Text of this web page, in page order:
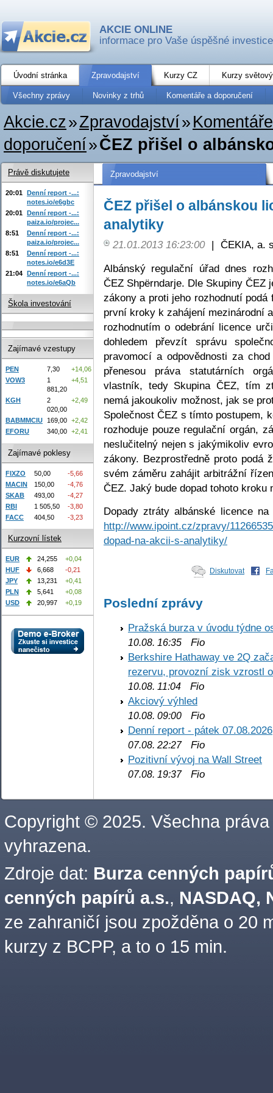
AKCIE ONLINE
informace pro Vaše úspěšné investice
Úvodní stránka Zpravodajství Kurzy CZ Kurzy
Všechny zprávy Novinky z trhů Komentáře a doporučení
Akcie.cz»Zpravodajství»
doporučení»ČEZ přišel o
Zpravodajství
ČEZ přišel o albánskou
analytiky
21.01.2013 16:23:00 | ČEKIA, a.
Albánský regulační úřad dnes
ČEZ Shpërndarje. Dle Skupiny
zákony a proti jeho rozhodnutí
první kroky k zahájení mezinárodní
rozhodnutím o odebrání licence
dohledem převzít správu
pravomocí a odpovědnosti za
přenesou práva statutárních
vlastník, tedy Skupina ČEZ, tím
nemá jakoukoliv možnost, jak se
Společnost ČEZ s tímto postupem,
rozhoduje pouze regulační orgán,
neslučitelný nejen s jakýmikoliv
zákony. Bezprostředně proto podá
svém záměru zahájit arbitrážní
ČEZ. Jaký bude dopad tohoto kroku
Dopady ztráty albánské licence
http://www.ipoint.cz/zpravy/
dopad-na-akcii-s-analytiky/
Diskutovat
Poslední zprávy
Pražská burza v úvodu týdne
10.08. 16:35 Fio
Berkshire Hathaway ve 2Q
rezervu, provozní zisk vzrostl
10.08. 11:04 Fio
Akciový výhled
10.08. 09:00 Fio
Denní report - pátek 07.08.2026
07.08. 22:27Fio
Pozitivní vývoj na Wall Street
07.08. 19:37Fio
Právě diskutujete
20:01 Denní report -...:
notes.io/e6gbc
20:01 Denní report -...:
paiza.io/projec...
8:51
Denní report -...:
paiza.io/projec...
8:51
Denní report -...:
notes.io/e6d3E
21:04 Denní report -...:
notes.io/e6aQb
Škola investování
Zajímavé vzestupy
PEN 7,30
+14,06
VOW3
1
881,20
+4,51
KGH
2
020,00
+2,49
BABMMCIU 169,00 +2,42
EFORU
340,00 +2,41
Zajímavé poklesy
FIXZO 50,00
-5,66
MACIN
150,00
-4,76
SKAB
493,00
-4,27
RBI
1 505,50
-3,80
FACC
404,50 -3,23
Kurzovní lístek
EUR 24,255
+0,04
HUF
6,668
-0,21
JPY
13,231
+0,41
PLN
5,641
+0,08
USD
20,997 +0,19
Copyright © 2025. Všechna práva
vyhrazena.
Zdroje dat: Burza cenných
cenných papírů a.s., NASDAQ,
ze zahraničí jsou zpožděna o 20
kurzy z BCPP, a to o 15 min.